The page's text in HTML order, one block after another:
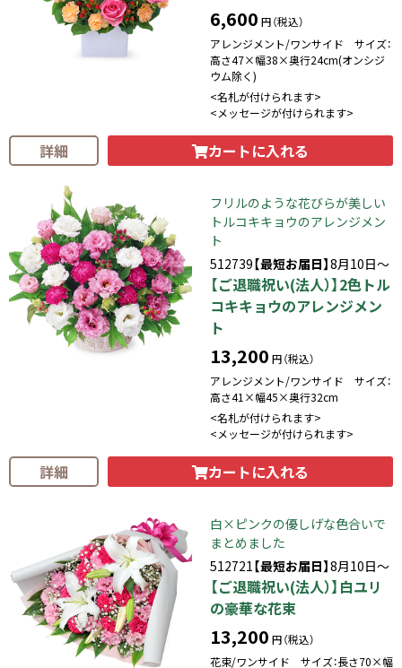
6,600 円（税込）
アレンジメント/ワンサイド サイズ：
高さ47×幅38×奥行24cm(オンシジ
ウム除く)
<名札が付けられます>
<メッセージが付けられます>
詳細 カートに入れる
フリルのような花びらが美しい
トルコキキョウのアレンジメン
ト
512739【最短お届日】8月10日～
【ご退職祝い(法人）】2色トル
コキキョウのアレンジメン
ト
13,200 円（税込）
アレンジメント/ワンサイド サイズ：
高さ41×幅45×奥行32cm
<名札が付けられます>
<メッセージが付けられます>
詳細 カートに入れる
白×ピンクの優しげな色合いで
まとめました
512721【最短お届日】8月10日～
【ご退職祝い(法人）】白ユリ
の豪華な花束
13,200 円（税込）
花束/ワンサイド サイズ：長さ70×幅